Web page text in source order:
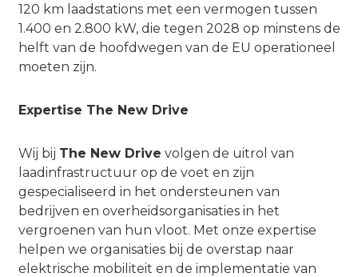
120 km laadstations met een vermogen tussen
1.400 en 2.800 kW, die tegen 2028 op minstens de
helft van de hoofdwegen van de EU operationeel
moeten zijn.
Expertise The New Drive
Wij bij The New Drive volgen de uitrol van
laadinfrastructuur op de voet en zijn
gespecialiseerd in het ondersteunen van
bedrijven en overheidsorganisaties in het
vergroenen van hun vloot. Met onze expertise
helpen we organisaties bij de overstap naar
elektrische mobiliteit en de implementatie van